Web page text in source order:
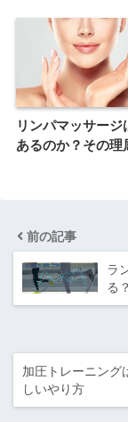
リンパマッサー
あるのか？その理
前の記事
ラ
る？
加圧トレーニング
しいやり方